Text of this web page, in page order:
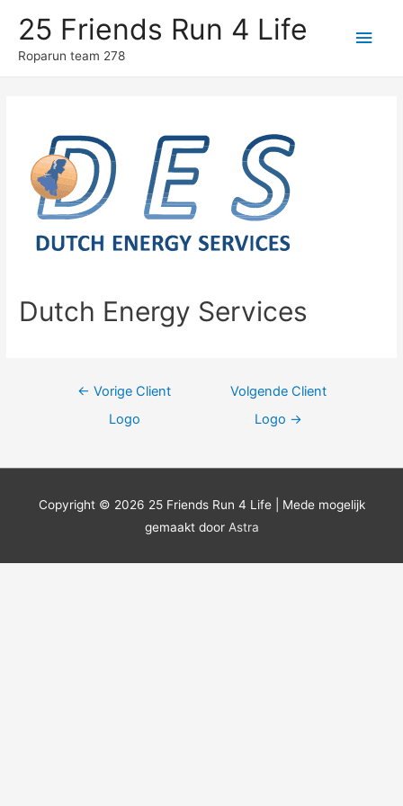
25 Friends Run 4 Life
Roparun team 278
Dutch Energy Services
Berichtnavigatie
← Vorige Client
Logo
Volgende Client
Logo →
Copyright © 2026 25 Friends Run 4 Life| Mede mogelijk
gemaakt door Astra